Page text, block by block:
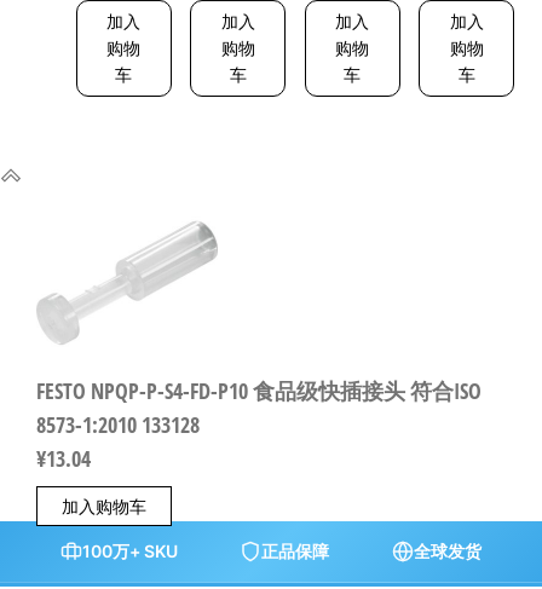
加入
购物
车
加入
购物
车
加入
购物
车
加入
购物
车
FESTO NPQP-P-S4-FD-P10 食品级快插接头 符合ISO
8573-1:2010 133128
¥13.04
加入购物车
100万+ SKU 正品保障 全球发货